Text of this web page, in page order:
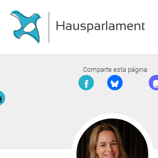
Comparte esta página